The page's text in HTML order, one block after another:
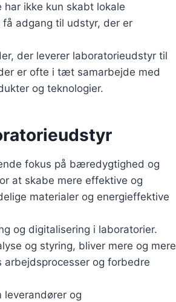
ikke kun skabt lokale
adgang til udstyr, der er
der leverer laboratorieudstyr til
er ofte i tæt samarbejde med
og teknologier.
fokus på bæredygtighed og
at skabe mere effektive og
materialer og energieffektive
og digitalisering i laboratorier.
og styring, bliver mere og mere
og forbedre
leverandører og